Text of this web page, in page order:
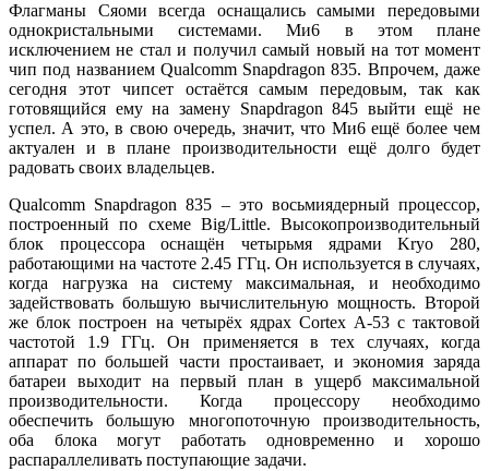
Флагманы Сяоми всегда оснащались самыми передовыми
однокристальными системами. Ми6 в этом плане
исключением не стал и получил самый новый на тот момент
чип под названием Qualcomm Snapdragon 835. Впрочем, даже
сегодня этот чипсет остаётся самым передовым, так как
готовящийся ему на замену Snapdragon 845 выйти ещё не
успел. А это, в свою очередь, значит, что Ми6 ещё более чем
актуален и в плане производительности ещё долго будет
радовать своих владельцев.
Qualcomm Snapdragon 835 – это восьмиядерный процессор,
построенный по схеме Big/Little. Высокопроизводительный
блок процессора оснащён четырьмя ядрами Kryo 280,
работающими на частоте 2.45 ГГц. Он используется в случаях,
когда нагрузка на систему максимальная, и необходимо
задействовать большую вычислительную мощность. Второй
же блок построен на четырёх ядрах Cortex A-53 с тактовой
частотой 1.9 ГГц. Он применяется в тех случаях, когда
аппарат по большей части простаивает, и экономия заряда
батареи выходит на первый план в ущерб максимальной
производительности. Когда процессору необходимо
обеспечить большую многопоточную производительность,
оба блока могут работать одновременно и хорошо
распараллеливать поступающие задачи.